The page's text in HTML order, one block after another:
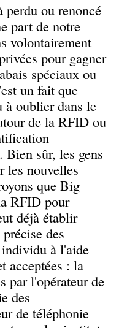
perdu ou renoncé
part de notre
volontairement
pour gagner
spéciaux ou
un fait que
à oublier dans le
de la RFID ou
Bien sûr, les gens
les nouvelles
que Big
RFID pour
déjà établir
des
à l'aide
acceptées : la
par l'opérateur de
des
de téléphonie